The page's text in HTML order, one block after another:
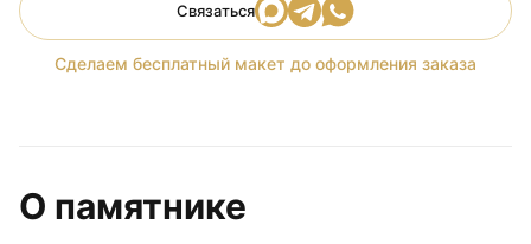
Связаться
Сделаем бесплатный макет до оформления заказа
О памятнике